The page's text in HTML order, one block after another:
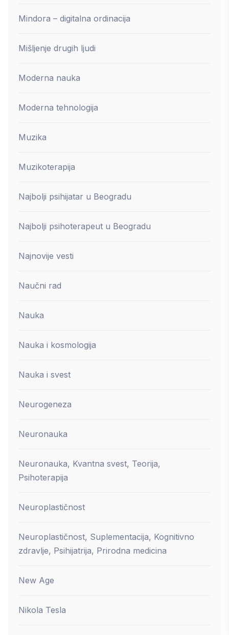
Mindora – digitalna ordinacija
Mišljenje drugih ljudi
Moderna nauka
Moderna tehnologija
Muzika
Muzikoterapija
Najbolji psihijatar u Beogradu
Najbolji psihoterapeut u Beogradu
Najnovije vesti
Naučni rad
Nauka
Nauka i kosmologija
Nauka i svest
Neurogeneza
Neuronauka
Neuronauka, Kvantna svest, Teorija,
Psihoterapija
Neuroplastičnost
Neuroplastičnost, Suplementacija, Kognitivno
zdravlje, Psihijatrija, Prirodna medicina
New Age
Nikola Tesla